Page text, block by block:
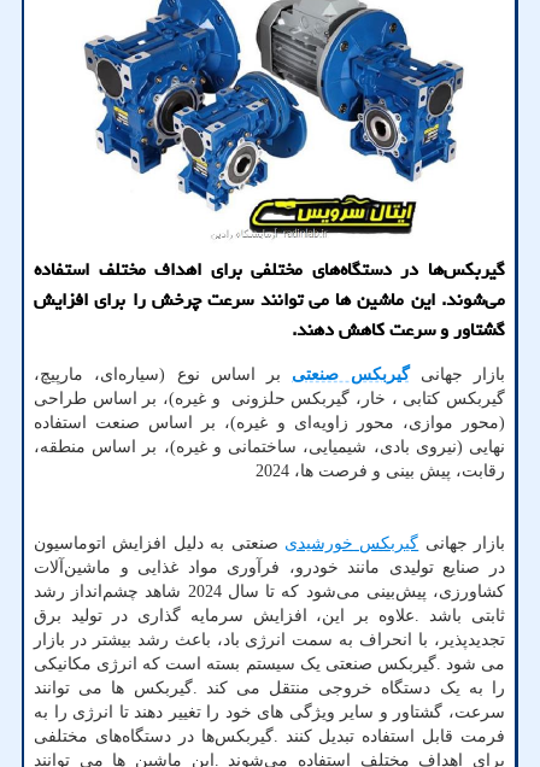
گیربکس‌ها در دستگاه‌های مختلفی برای اهداف مختلف استفاده
می‌شوند. این ماشین ها می توانند سرعت چرخش را برای افزایش
گشتاور و سرعت کاهش دهند.
بازار جهانیگیربکس صنعتی بر اساس نوع (سیاره‌ای، مارپیچ،
گیربکس کتابی ، خار، گیربکس حلزونی و غیره)، بر اساس طراحی
(محور موازی، محور زاویه‌ای و غیره)، بر اساس صنعت استفاده
نهایی (نیروی بادی، شیمیایی، ساختمانی و غیره)، بر اساس منطقه،
رقابت، پیش بینی و فرصت ها، 2024
بازار جهانی گیربکس خورشیدی صنعتی به دلیل افزایش اتوماسیون
در صنایع تولیدی مانند خودرو، فرآوری مواد غذایی و ماشین‌آلات
کشاورزی، پیش‌بینی می‌شود که تا سال 2024 شاهد چشم‌انداز رشد
ثابتی باشد.علاوه بر این، افزایش سرمایه گذاری در تولید برق
تجدیدپذیر، با انحراف به سمت انرژی باد، باعث رشد بیشتر در بازار
می شود .گیربکس صنعتی یک سیستم بسته است که انرژی مکانیکی
را به یک دستگاه خروجی منتقل می کند .گیربکس ها می توانند
سرعت، گشتاور و سایر ویژگی های خود را تغییر دهند تا انرژی را به
فرمت قابل استفاده تبدیل کنند .گیربکس‌ها در دستگاه‌های مختلفی
برای اهداف مختلف استفاده می‌شوند. این ماشین ها می توانند